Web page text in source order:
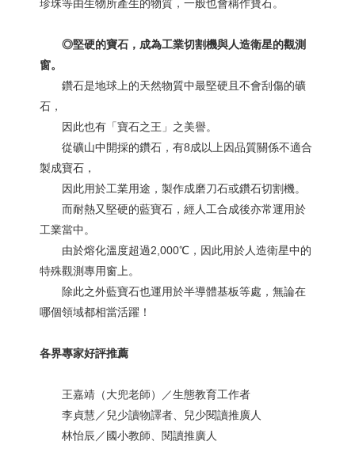
珍珠等由生物所產生的物質，一般也會稱作寶石。
◎堅硬的寶石，成為工業切割機與人造衛星的觀測
窗。
鑽石是地球上的天然物質中最堅硬且不會刮傷的礦
石，
因此也有「寶石之王」之美譽。
從礦山中開採的鑽石，有8成以上因品質關係不適合
製成寶石，
因此用於工業用途，製作成磨刀石或鑽石切割機。
而耐熱又堅硬的藍寶石，經人工合成後亦常運用於
工業當中。
由於熔化溫度超過2,000℃，因此用於人造衛星中的
特殊觀測專用窗上。
除此之外藍寶石也運用於半導體基板等處，無論在
哪個領域都相當活躍！
各界專家好評推薦
王嘉靖（大兜老師）／生態教育工作者
李貞慧／兒少讀物譯者、兒少閱讀推廣人
林怡辰／國小教師、閱讀推廣人